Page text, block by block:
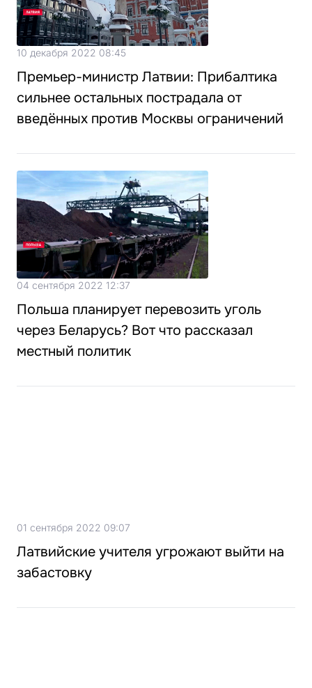
10 декабря 2022 08:45
Премьер-министр Латвии: Прибалтика
сильнее остальных пострадала от
введённых против Москвы ограничений
04 сентября 2022 12:37
Польша планирует перевозить уголь
через Беларусь? Вот что рассказал
местный политик
01 сентября 2022 09:07
Латвийские учителя угрожают выйти на
забастовку